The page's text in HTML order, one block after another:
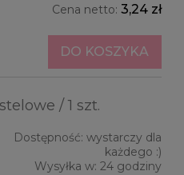
Cena netto: 3,24 zł
DO KOSZYKA
/ 1 szt.
Dostępność: wystarczy dla
każdego :)
Wysyłka w: 24 godziny